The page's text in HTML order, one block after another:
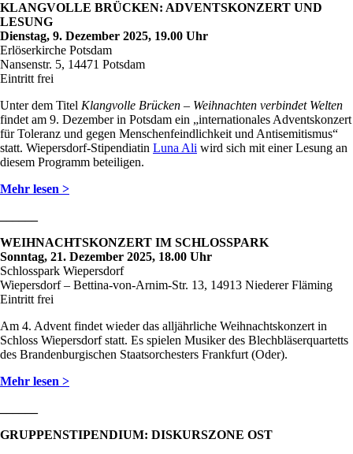
KLANGVOLLE BRÜCKEN: ADVENTSKONZERT UND
LESUNG
Dienstag, 9. Dezember 2025, 19.00 Uhr
Erlöserkirche Potsdam
Nansenstr. 5, 14471 Potsdam
Eintritt frei
Unter dem Titel Klangvolle Brücken – Weihnachten verbindet Welten
findet am 9. Dezember in Potsdam ein „internationales Adventskonzert
für Toleranz und gegen Menschenfeindlichkeit und Antisemitismus“
statt. Wiepersdorf-Stipendiatin Luna Ali wird sich mit einer Lesung an
diesem Programm beteiligen.
Mehr lesen >
WEIHNACHTSKONZERT IM SCHLOSSPARK
Sonntag, 21. Dezember 2025, 18.00 Uhr
Schlosspark Wiepersdorf
Wiepersdorf – Bettina-von-Arnim-Str. 13, 14913 Niederer Fläming
Eintritt frei
Am 4. Advent findet wieder das alljährliche Weihnachtskonzert in
Schloss Wiepersdorf statt. Es spielen Musiker des Blechbläserquartetts
des Brandenburgischen Staatsorchesters Frankfurt (Oder).
Mehr lesen >
GRUPPENSTIPENDIUM: DISKURSZONE OST